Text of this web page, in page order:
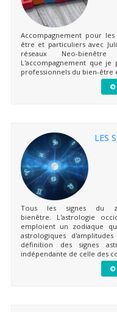
Accompagnement pour
être et particuliers avec
réseaux Neo-
L'accompagnement que je
professionnels du bien-être
LES
Tous les signes du
bienêtre. L'astrologie
emploient un zodiaque
astrologiques
définition des signes
indépendante de celle des